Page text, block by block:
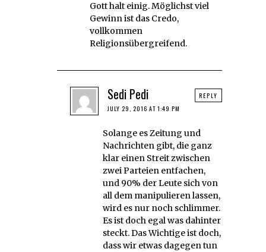
Gott halt einig. Möglichst viel
Gewinn ist das Credo,
vollkommen
Religionsübergreifend.
Sedi Pedi
JULY 29, 2016 AT 1:49 PM
Solange es Zeitung und
Nachrichten gibt, die ganz
klar einen Streit zwischen
zwei Parteien entfachen,
und 90% der Leute sich von
all dem manipulieren lassen,
wird es nur noch schlimmer.
Es ist doch egal was dahinter
steckt. Das Wichtige ist doch,
dass wir etwas dagegen tun
REPLY